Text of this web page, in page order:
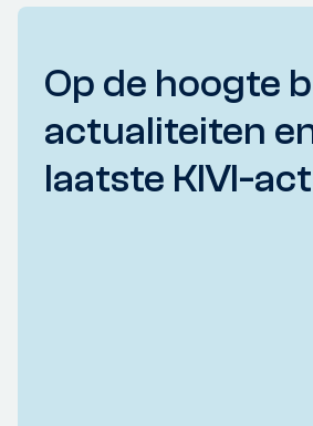
Op de hoogte
actualiteiten
laatste KIVI-